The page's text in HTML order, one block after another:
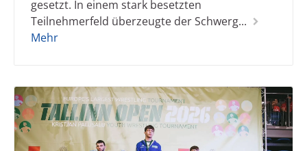
gesetzt. In einem stark besetzten
Teilnehmerfeld überzeugte der Schwerg...
Mehr